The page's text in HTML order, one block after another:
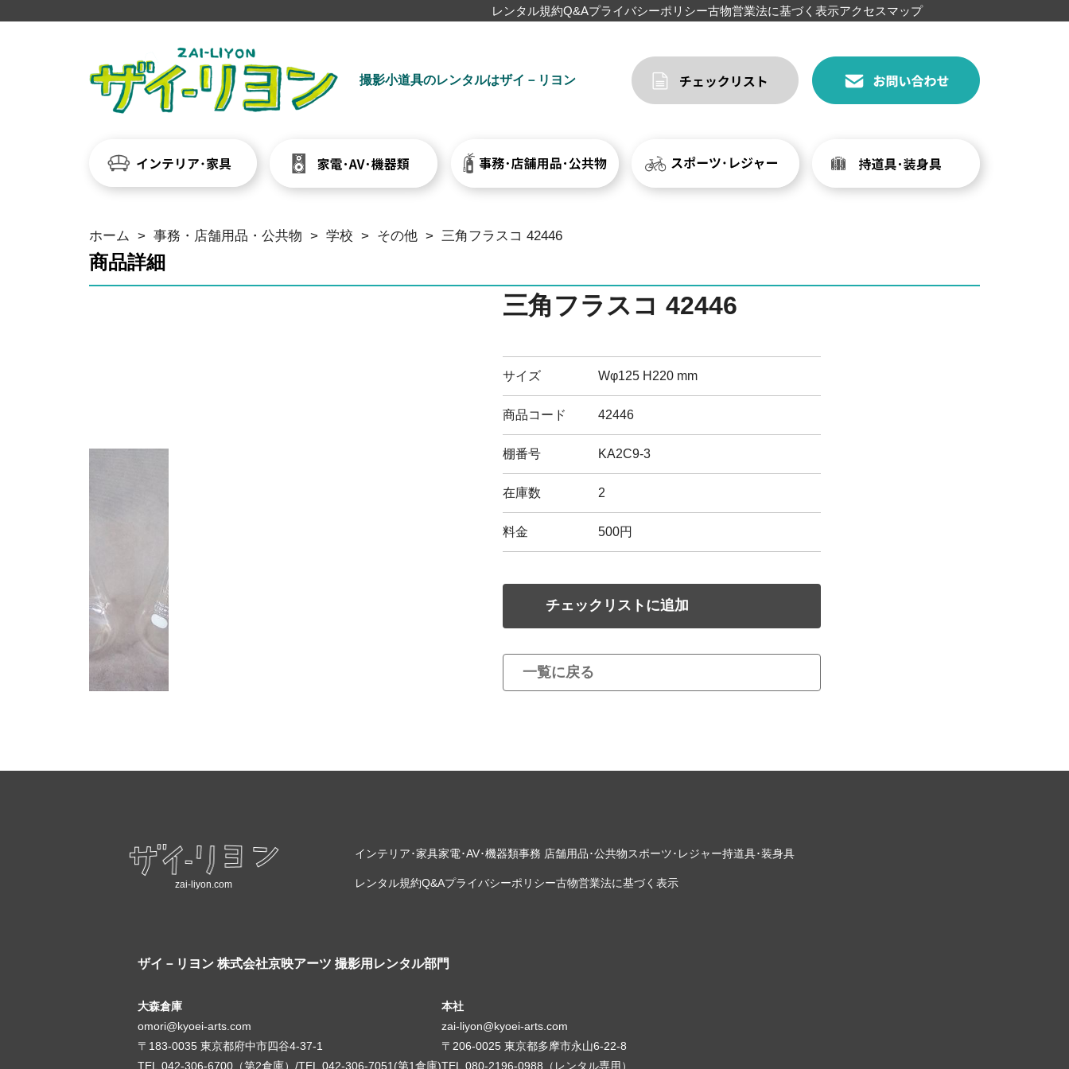
レンタル規約Q&Aプライバシーポリシー古物営業法に基づく表示アクセスマップ
撮影小道具のレンタルはザイ－リヨン
ホーム > 事務・店舗用品・公共物 > 学校 > その他 > 三角フラスコ 42446
商品詳細
三角フラスコ 42446
サイズ Wφ125 H220 mm
商品コード 42446
棚番号 KA2C9-3
在庫数 2
料金 500円
チェックリストに追加
一覧に戻る
zai-liyon.com
インテリア･家具家電･AV･機器類事務 店舗用品･公共物スポーツ･レジャー持道具･装身具
レンタル規約Q&Aプライバシーポリシー古物営業法に基づく表示
ザイ－リヨン 株式会社京映アーツ 撮影用レンタル部門
大森倉庫
omori@kyoei-arts.com
〒183-0035 東京都府中市四谷4-37-1
TEL.042-306-6700（第2倉庫）/TEL.042-306-7051(第1倉庫)
本社
zai-liyon@kyoei-arts.com
〒206-0025 東京都多摩市永山6-22-8
TEL.080-2196-0988（レンタル専用）